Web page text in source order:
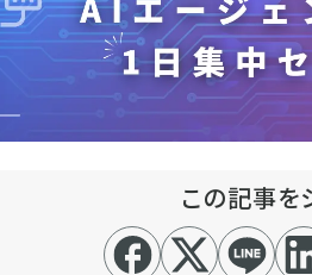
この記事を